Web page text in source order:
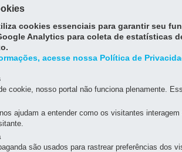
cookies essenciais para garantir seu
Analytics para coleta de estatísticas
acesse nossa Política de
cookie, nosso portal não funciona plenamente.
ajudam a entender como os visitantes
são usados para rastrear preferências dos